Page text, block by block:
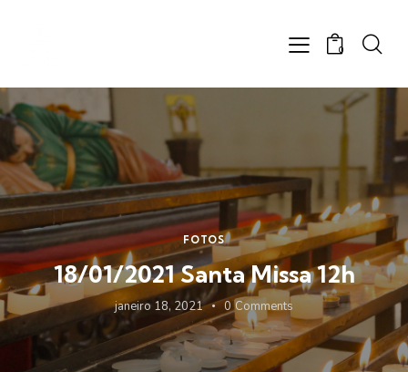
0
FOTOS
18/01/2021 Santa Missa 12h
janeiro 18, 2021 0 Comments